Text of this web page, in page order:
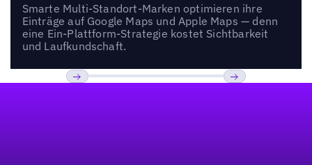
Smarte Multi-Standort-Marken optimieren ihre
Einträge auf Google Maps und Apple Maps — denn
eine Ein-Plattform-Strategie kostet Sichtbarkeit
und Laufkundschaft.